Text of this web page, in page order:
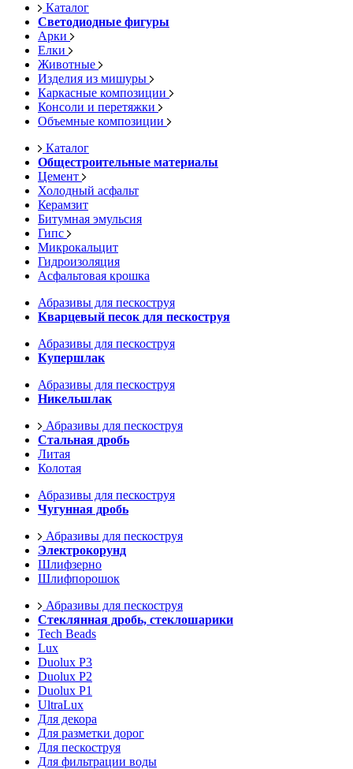
Каталог
Светодиодные фигуры
Арки
Елки
Животные
Изделия из мишуры
Каркасные композиции
Консоли и перетяжки
Объемные композиции
Каталог
Общестроительные материалы
Цемент
Холодный асфальт
Керамзит
Битумная эмульсия
Гипс
Микрокальцит
Гидроизоляция
Асфальтовая крошка
Абразивы для пескоструя
Кварцевый песок для пескоструя
Абразивы для пескоструя
Купершлак
Абразивы для пескоструя
Никельшлак
Абразивы для пескоструя
Стальная дробь
Литая
Колотая
Абразивы для пескоструя
Чугунная дробь
Абразивы для пескоструя
Электрокорунд
Шлифзерно
Шлифпорошок
Абразивы для пескоструя
Стеклянная дробь, стеклошарики
Tech Beads
Lux
Duolux P3
Duolux P2
Duolux P1
UltraLux
Для декора
Для разметки дорог
Для пескоструя
Для фильтрации воды